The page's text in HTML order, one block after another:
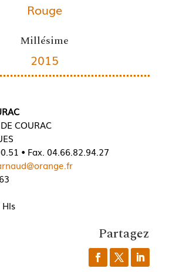
Rouge
Millésime
2015
COURAC
• Fax. 04.66.82.94.27
Hls
Partagez